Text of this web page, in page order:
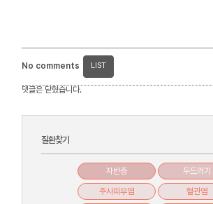
No comments LIST
댓글은 닫혔습니다.
질환찾기
자반증 두드러기
주사피부염 혈관염